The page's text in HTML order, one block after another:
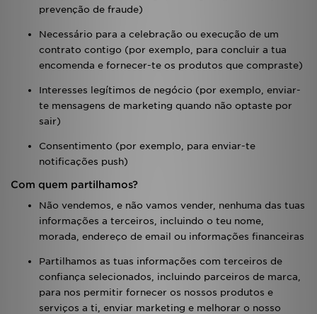
prevenção de fraude)
Necessário para a celebração ou execução de um
contrato contigo (por exemplo, para concluir a tua
encomenda e fornecer-te os produtos que compraste)
Interesses legítimos de negócio (por exemplo, enviar-
te mensagens de marketing quando não optaste por
sair)
Consentimento (por exemplo, para enviar-te
notificações push)
Com quem partilhamos?
Não vendemos, e não vamos vender, nenhuma das tuas
informações a terceiros, incluindo o teu nome,
morada, endereço de email ou informações financeiras
Partilhamos as tuas informações com terceiros de
confiança selecionados, incluindo parceiros de marca,
para nos permitir fornecer os nossos produtos e
serviços a ti, enviar marketing e melhorar o nosso